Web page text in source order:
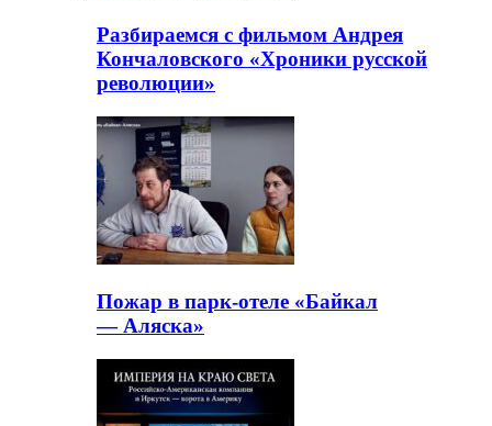
Разбираемся с фильмом Андрея
Кончаловского «Хроники русской
революции»
Пожар в парк-отеле «Байкал
— Аляска»